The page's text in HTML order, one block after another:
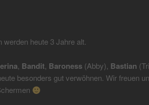
heute 3 Jahre alt.
, Bandit, Baroness (Abby), Bastian
besonders gut verwöhnen. Wir freuen